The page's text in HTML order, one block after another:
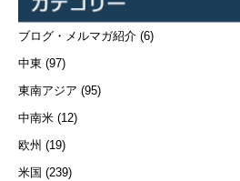
ブログ・メルマガ紹介 (6)
中東 (97)
東南アジア (95)
中南米 (12)
欧州 (19)
米国 (239)